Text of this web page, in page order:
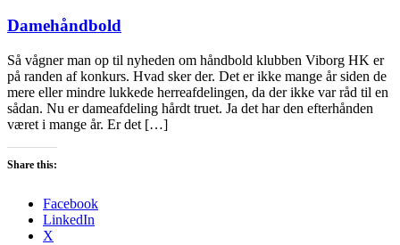
Damehåndbold
Så vågner man op til nyheden om håndbold klubben Viborg HK er
på randen af konkurs. Hvad sker der. Det er ikke mange år siden de
mere eller mindre lukkede herreafdelingen, da der ikke var råd til en
sådan. Nu er dameafdeling hårdt truet. Ja det har den efterhånden
været i mange år. Er det […]
Share this:
Facebook
LinkedIn
X